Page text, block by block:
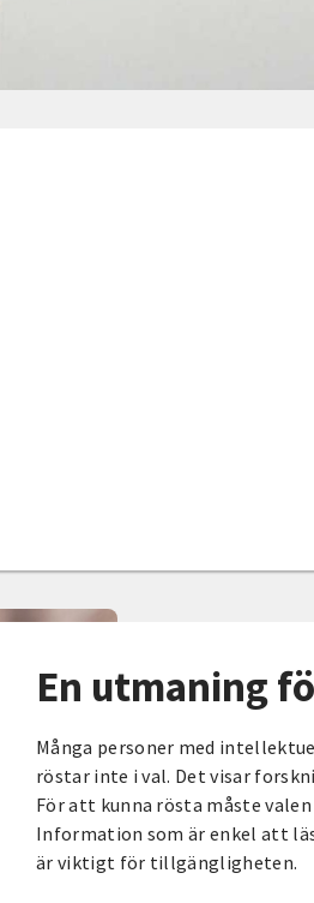
En utmaning
Många personer med
röstar inte i val. Det visar
För att kunna rösta måste
Information som är enkel att
är viktigt för tillgängligheten.